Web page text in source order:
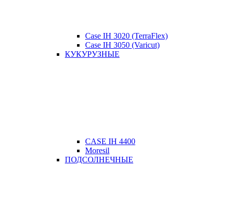
Case IH 3020 (TerraFlex)
Case IH 3050 (Varicut)
КУКУРУЗНЫЕ
CASE IH 4400
Moresil
ПОДСОЛНЕЧНЫЕ